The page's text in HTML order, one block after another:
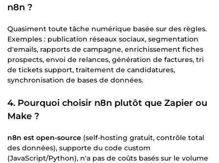
n8n ?
Quasiment toute tâche numérique basée sur des règles.
Exemples : publication réseaux sociaux, segmentation
d'emails, rapports de campagne, enrichissement fiches
prospects, envoi de relances, génération de factures, tri
de tickets support, traitement de candidatures,
synchronisation de bases de données.
4. Pourquoi choisir n8n plutôt que Zapier ou
Make ?
n8n est open-source (self-hosting gratuit, contrôle total
des données), supporte du code custom
(JavaScript/Python), n'a pas de coûts basés sur le volume